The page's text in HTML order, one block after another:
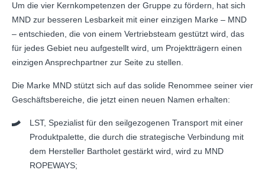
Um die vier Kernkompetenzen der Gruppe zu fördern, hat sich
MND zur besseren Lesbarkeit mit einer einzigen Marke – MND
– entschieden, die von einem Vertriebsteam gestützt wird, das
für jedes Gebiet neu aufgestellt wird, um Projektträgern einen
einzigen Ansprechpartner zur Seite zu stellen.
Die Marke MND stützt sich auf das solide Renommee seiner vier
Geschäftsbereiche, die jetzt einen neuen Namen erhalten:
LST, Spezialist für den seilgezogenen Transport mit einer
Produktpalette, die durch die strategische Verbindung mit
dem Hersteller Bartholet gestärkt wird, wird zu MND
ROPEWAYS;